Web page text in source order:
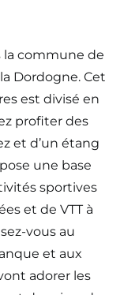
la commune de
Dordogne. Cet
est divisé en
profiter des
et d’un étang
une base
sportives
et de VTT à
vous au
et aux
adorer les